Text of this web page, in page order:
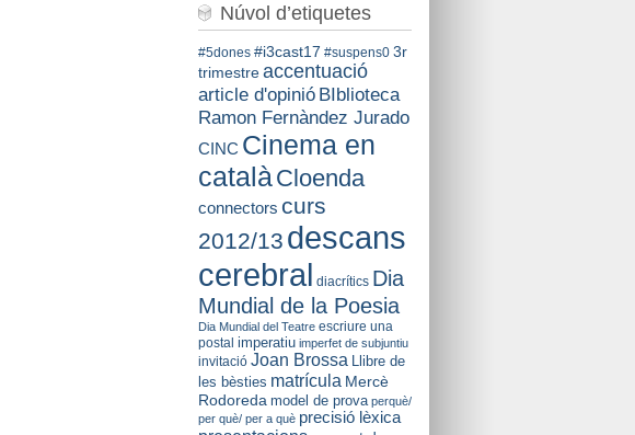
Núvol d’etiquetes
#5dones #i3cast17 #suspens0 3r
trimestre accentuació
article d'opinió BIblioteca
Ramon Fernàndez Jurado
CINC Cinema en
catalàCloenda
connectors curs
2012/13 descans
cerebral diacrítics Dia
Mundial de la Poesia
Dia Mundial del Teatre escriure una
postal imperatiu imperfet de subjuntiu
invitació Joan Brossa
Llibre de
les bèsties matrícula Mercè
Rodoreda model de prova perquè/
per què/ per a què precisió lèxica